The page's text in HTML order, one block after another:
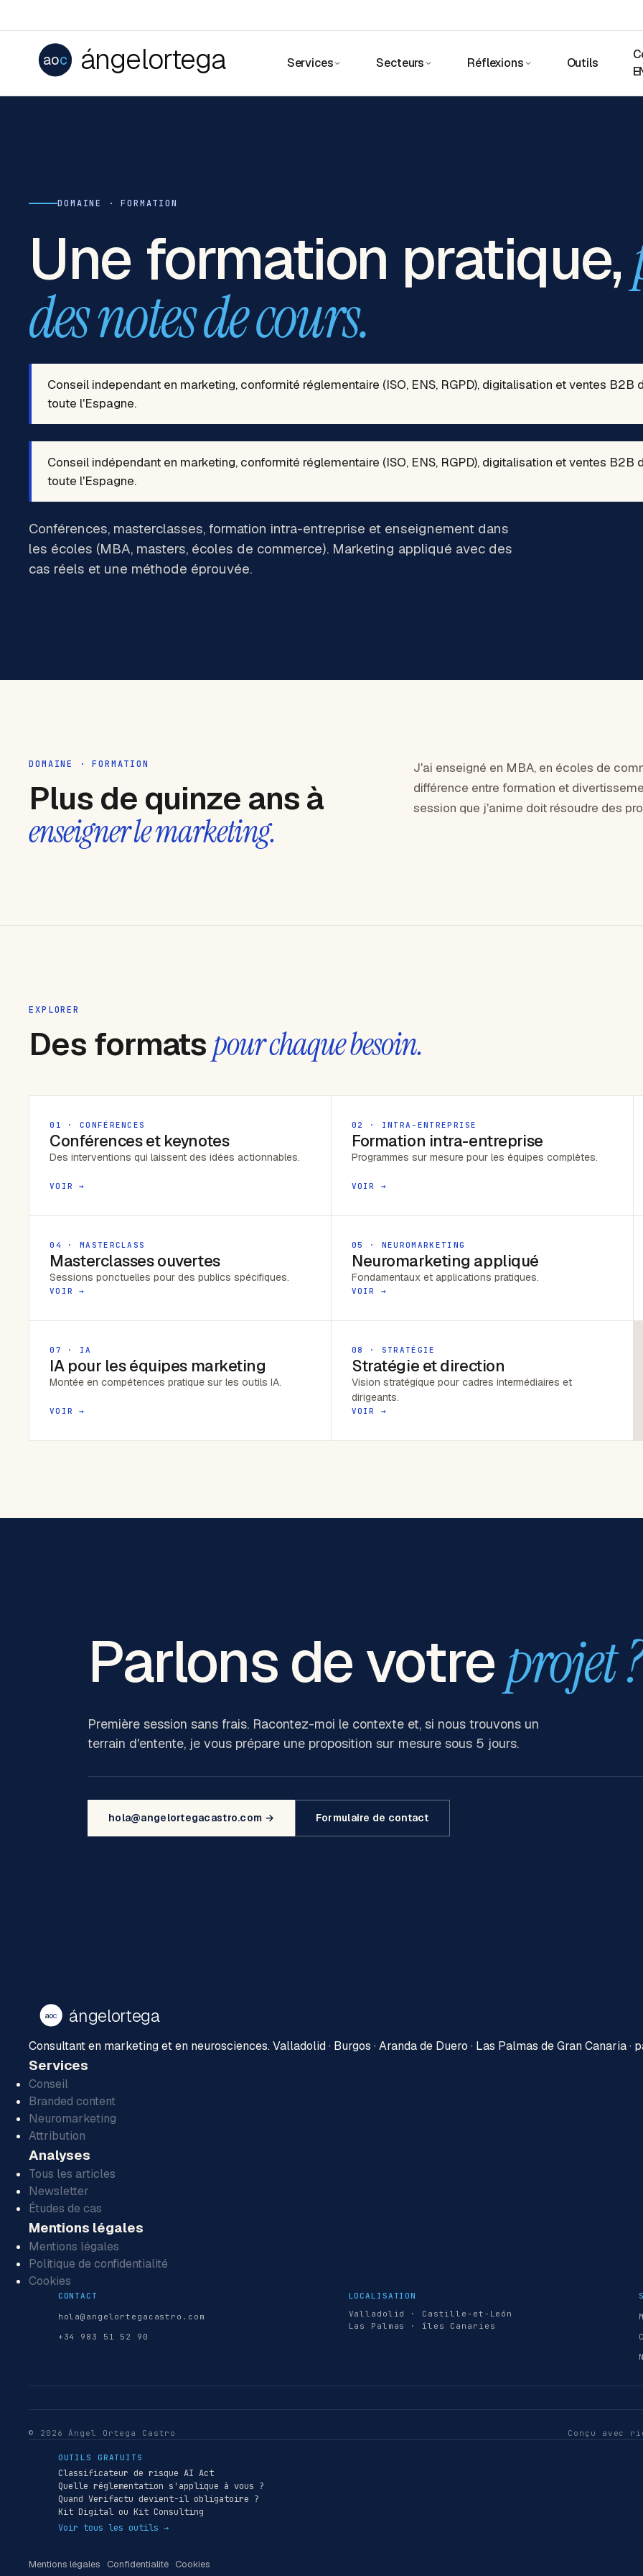
aoc ángelortega Services Secteurs Réflexions Outils
DOMAINE · FORMATION
Une formation pratique,
des notes de cours.
Conseil independant en marketing, conformité réglementaire (ISO, ENS, RGPD), digitalisation et ventes B2B
toute l'Espagne.
Conseil indépendant en marketing, conformité réglementaire (ISO, ENS, RGPD), digitalisation et ventes B2B
toute l'Espagne.
Conférences, masterclasses, formation intra-entreprise et enseignement dans
les écoles (MBA, masters, écoles de commerce). Marketing appliqué avec des
cas réels et une méthode éprouvée.
DOMAINE · FORMATION
Plus de quinze ans à
enseigner le marketing.
J'ai enseigné en MBA, en écoles de
différence entre formation et
session que j'anime doit résoudre des
EXPLORER
Des formatspour chaque besoin.
01 · CONFÉRENCES
Conférences et keynotes
Des interventions qui laissent des idées actionnables.
VOIR →
02 · INTRA-ENTREPRISE
Formation intra-entreprise
Programmes sur mesure pour les équipes complètes.
VOIR →
04 · MASTERCLASS
Masterclasses ouvertes
Sessions ponctuelles pour des publics spécifiques.
VOIR →
05 · NEUROMARKETING
Neuromarketing appliqué
Fondamentaux et applications pratiques.
VOIR →
07 · IA
IA pour les équipes marketing
Montée en compétences pratique sur les outils IA.
VOIR →
08 · STRATÉGIE
Stratégie et direction
Vision stratégique pour cadres intermédiaires et
dirigeants.
VOIR →
Parlons de votreprojet
Première session sans frais. Racontez-moi le contexte et, si nous trouvons un
terrain d'entente, je vous prépare une proposition sur mesure sous 5 jours.
hola@angelortegacastro.com → Formulaire de contact
aoc ángelortega
Consultant en marketing et en neurosciences. Valladolid · Burgos · Aranda de Duero · Las Palmas de Gran Canaria ·
Services
Conseil
Branded content
Neuromarketing
Attribution
Analyses
Tous les articles
Newsletter
Études de cas
Mentions légales
Mentions légales
Politique de confidentialité
Cookies
CONTACT
hola@angelortegacastro.com
+34 983 51 52 90
LOCALISATION
Valladolid · Castille-et-León
Las Palmas · îles Canaries
© 2026 Ángel Ortega Castro Conçu avec
OUTILS GRATUITS
Classificateur de risque AI Act
Quelle réglementation s'applique à vous ?
Quand Verifactu devient-il obligatoire ?
Kit Digital ou Kit Consulting
Voir tous les outils →
Mentions légales · Confidentialité · Cookies